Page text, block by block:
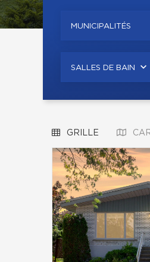
MUNICIPALITÉS
SALLES DE BAIN
GRILLE